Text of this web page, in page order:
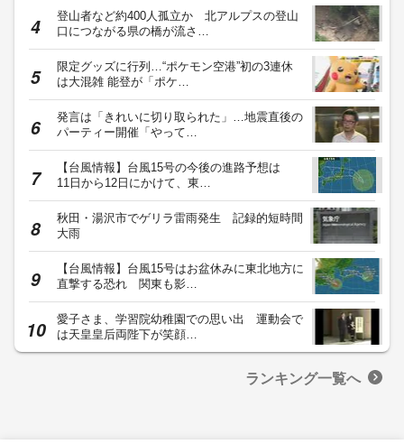
登山者など約400人孤立か 北アルプスの登山
口につながる県の橋が流さ…
限定グッズに行列…“ポケモン空港”初の3連休
は大混雑 能登が「ポケ…
発言は「きれいに切り取られた」…地震直後の
パーティー開催「やって…
【台風情報】台風15号の今後の進路予想は
11日から12日にかけて、東…
秋田・湯沢市でゲリラ雷雨発生 記録的短時間
大雨
【台風情報】台風15号はお盆休みに東北地方に
直撃する恐れ 関東も影…
愛子さま、学習院幼稚園での思い出 運動会で
は天皇皇后両陛下が笑顔…
ランキング一覧へ